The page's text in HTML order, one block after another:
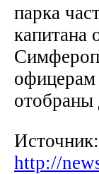
парка
капитана
офицерам
Источник:
http://